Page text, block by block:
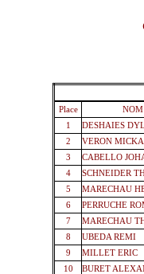
Place
NOM
1
DESHAIES
2
VERON
3
CABELLO
4
SCHNEIDER
5
MARECHAU
6
PERRUCHE
7
MARECHAU
8
UBEDA REMI
9
MILLET ERIC
10
BURET